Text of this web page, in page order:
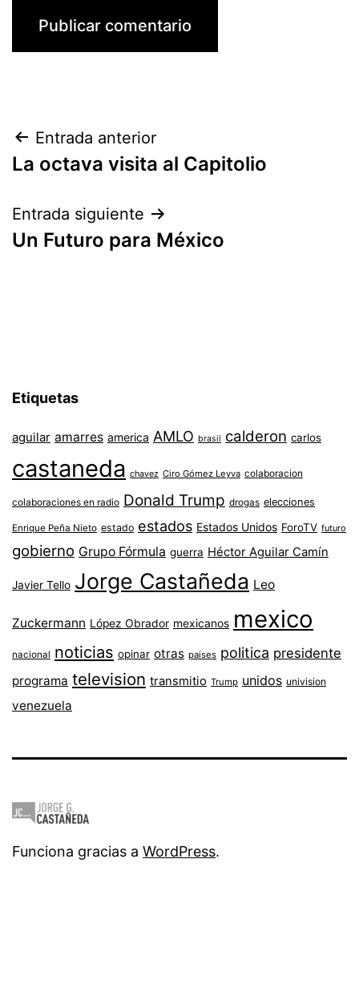
Navegación
de
entradas
Entrada anterior
La octava visita al Capitolio
Entrada siguiente
Un Futuro para México
Etiquetas
aguilar amarres america AMLO brasil calderon carlos
castaneda chavez Ciro Gómez Leyva colaboracion
colaboraciones en radio Donald Trump drogas elecciones
Enrique Peña Nieto estado estados Estados Unidos ForoTV futuro
gobierno Grupo Fórmula guerra Héctor Aguilar Camín
Javier Tello Jorge Castañeda Leo
Zuckermann López Obrador mexicanos mexico
nacional noticias opinar otras paises politica presidente
programa television transmitio Trump unidos univision
venezuela
Funciona gracias a WordPress.